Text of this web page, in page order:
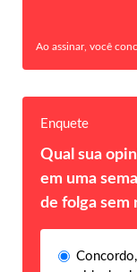
Ao assinar, você
Enquete
Qual sua
em uma
de folga sem